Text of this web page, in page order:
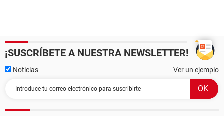
¡SUSCRÍBETE A NUESTRA NEWSLETTER!
Noticias Ver un ejemplo